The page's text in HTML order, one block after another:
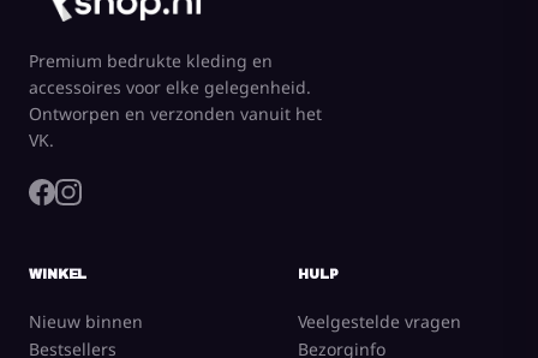
Premium bedrukte kleding en
accessoires voor elke gelegenheid.
Ontworpen en verzonden vanuit het
VK.
WINKEL
Nieuw binnen
Bestsellers
HULP
Veelgestelde vragen
Bezorginfo